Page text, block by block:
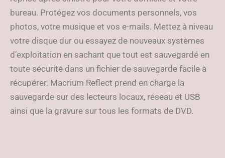
bureau. Protégez vos documents personnels, vos
photos, votre musique et vos e-mails. Mettez à niveau
votre disque dur ou essayez de nouveaux systèmes
d’exploitation en sachant que tout est sauvegardé en
toute sécurité dans un fichier de sauvegarde facile à
récupérer. Macrium Reflect prend en charge la
sauvegarde sur des lecteurs locaux, réseau et USB
ainsi que la gravure sur tous les formats de DVD.